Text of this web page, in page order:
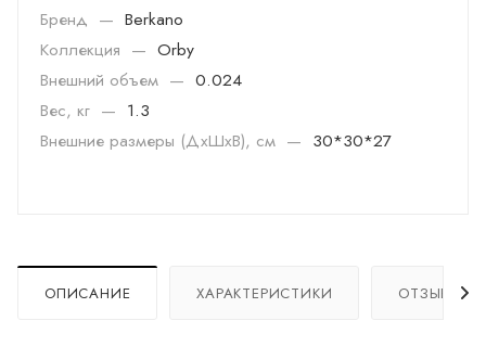
Бренд — Berkano
Коллекция — Orby
Внешний объем — 0.024
Вес, кг — 1.3
Внешние размеры (ДхШхВ), см — 30*30*27
ОПИСАНИЕ ХАРАКТЕРИСТИКИ ОТЗЫВЫ